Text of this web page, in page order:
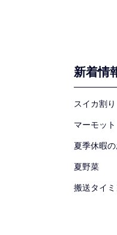
新着情
スイカ割り
マーモット
夏季休暇
夏野菜
搬送タイ